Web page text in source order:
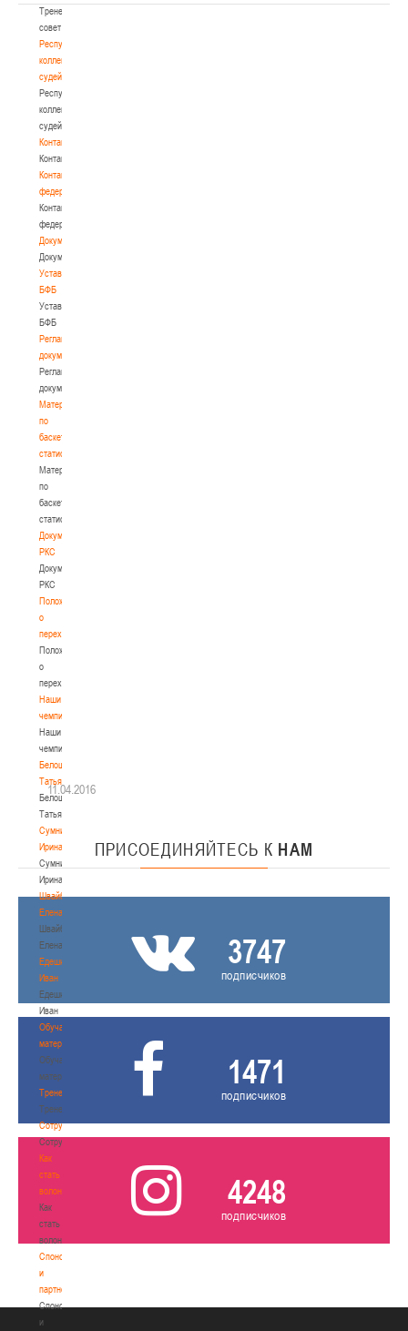
Тренерский
совет
Республиканская
коллегия
судей
Республиканская
коллегия
судей
Контакты
Контакты
Контакты
федерации
Контакты
федерации
Документы
Документы
Устав
БФБ
Устав
БФБ
Регламентирующие
документы
Регламентирующие
документы
Материалы
по
баскетбольной
статистике
Материалы
по
баскетбольной
статистике
Документы
РКС
Документы
РКС
Положение
о
переходах
Положение
о
переходах
Наши
чемпионы
Наши
чемпионы
Белошапко
Татьяна
Белошапко
Татьяна
Сумникова
Ирина
Сумникова
Ирина
Швайбович
Елена
Швайбович
Елена
Едешко
Иван
Едешко
Иван
Обучающие
материалы
Обучающие
материалы
Тренерам
Тренерам
Сотрудничество
Сотрудничество
Как
стать
волонтером
Как
стать
волонтером
Спонсоры
и
партнеры
Спонсоры
и
11.04.2016
ПРИСОЕДИНЯЙТЕСЬ К НАМ
3747
подписчиков
1471
подписчиков
4248
подписчиков